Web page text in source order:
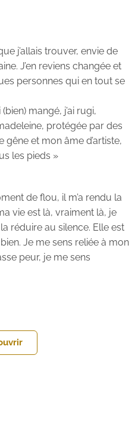
j’allais trouver, envie de
J’en reviens changée et
personnes qui en tout se
(bien) mangé, j’ai rugi,
protégée par des
et mon âme d’artiste,
les pieds »
de flou, il m’a rendu la
vie est là, vraiment là, je
réduire au silence. Elle est
Je me sens reliée à mon
peur, je me sens